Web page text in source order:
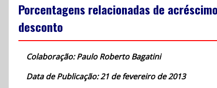
Porcentagens relacionadas de
desconto
Colaboração: Paulo Roberto Bagatini
Data de Publicação: 21 de fevereiro de 2013